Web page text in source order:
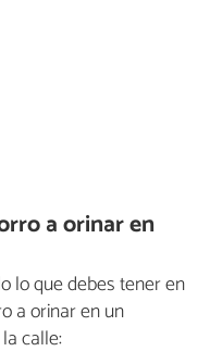
a orinar en
lo que debes tener en
a orinar en un
calle: